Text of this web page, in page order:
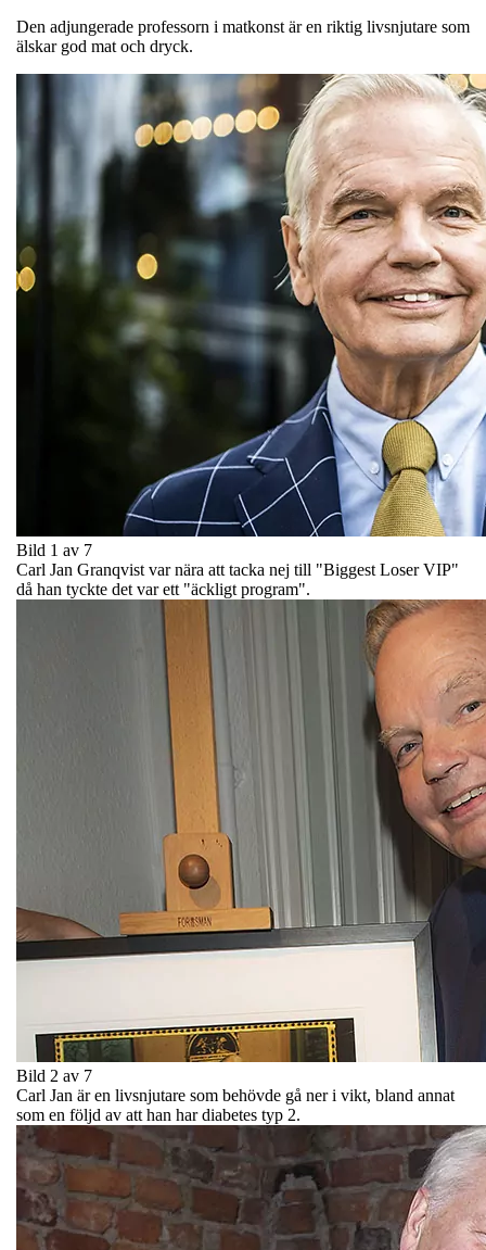
Den adjungerade professorn i matkonst är en riktig livsnjutare som
älskar god mat och dryck.
Bild 1 av 7
Carl Jan Granqvist var nära att tacka nej till "Biggest Loser VIP"
då han tyckte det var ett "äckligt program".
Bild 2 av 7
Carl Jan är en livsnjutare som behövde gå ner i vikt, bland annat
som en följd av att han har diabetes typ 2.